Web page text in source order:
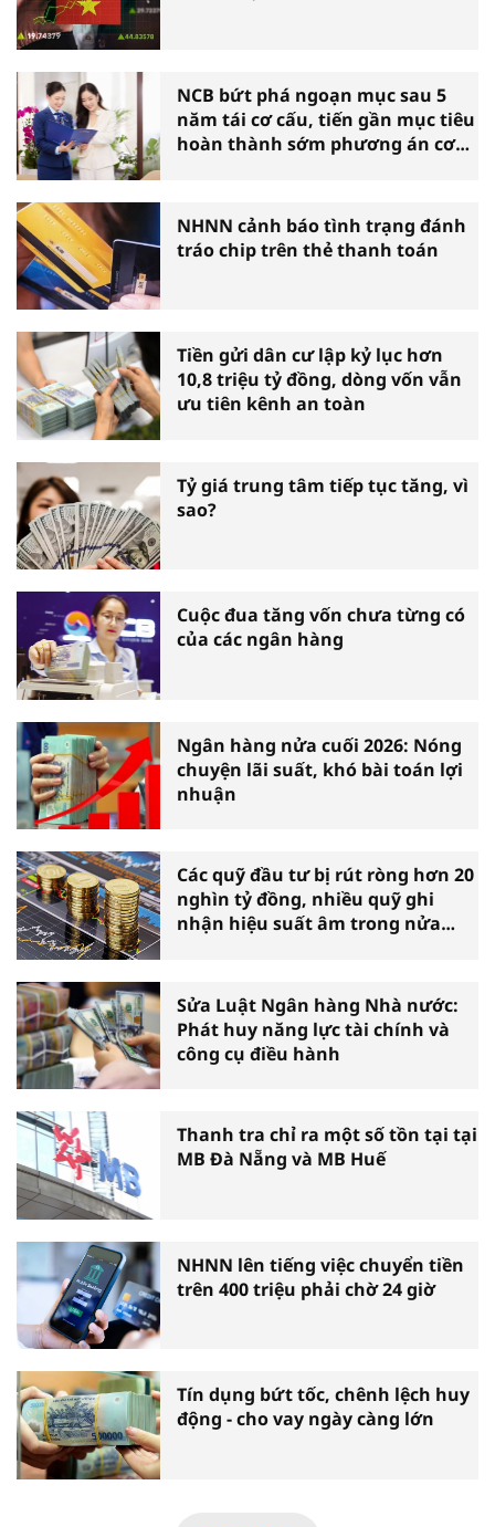
NCB bứt phá ngoạn mục sau 5
năm tái cơ cấu, tiến gần mục tiêu
hoàn thành sớm phương án cơ
NHNN cảnh báo tình trạng đánh
tráo chip trên thẻ thanh toán
Tiền gửi dân cư lập kỷ lục hơn
10,8 triệu tỷ đồng, dòng vốn vẫn
ưu tiên kênh an toàn
Tỷ giá trung tâm tiếp tục tăng, vì
sao?
Cuộc đua tăng vốn chưa từng có
của các ngân hàng
Ngân hàng nửa cuối 2026: Nóng
chuyện lãi suất, khó bài toán lợi
nhuận
Các quỹ đầu tư bị rút ròng hơn 20
nghìn tỷ đồng, nhiều quỹ ghi
nhận hiệu suất âm trong nửa
Sửa Luật Ngân hàng Nhà nước:
Phát huy năng lực tài chính và
công cụ điều hành
Thanh tra chỉ ra một số tồn tại tại
MB Đà Nẵng và MB Huế
NHNN lên tiếng việc chuyển tiền
trên 400 triệu phải chờ 24 giờ
Tín dụng bứt tốc, chênh lệch huy
động - cho vay ngày càng lớn